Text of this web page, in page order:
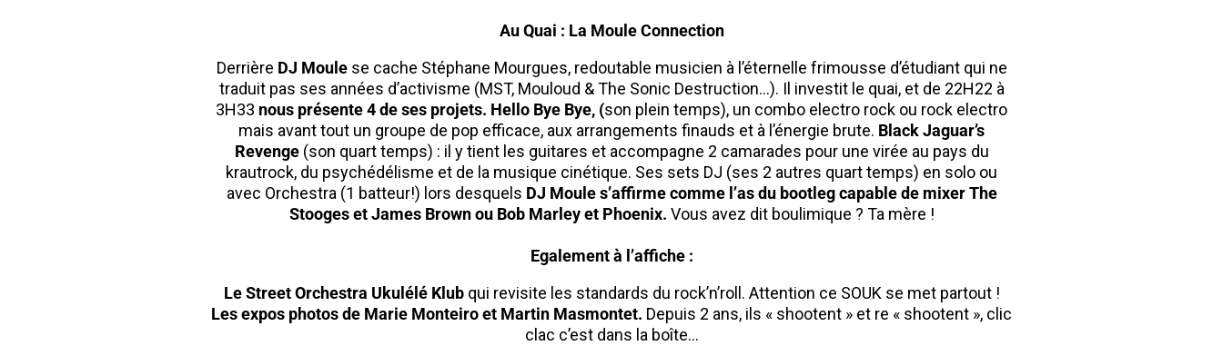
Au Quai : La Moule Connection
Derrière DJ Moulese cache Stéphane Mourgues, redoutable musicien à l’éternelle frimousse d’étudiant qui ne
traduit pas ses années d’activisme (MST, Mouloud & The Sonic Destruction…). Il investit le quai, et de 22H22 à
3H33 nous présente 4 de ses projets. Hello Bye Bye, (son plein temps), un combo electro rock ou rock electro
mais avant tout un groupe de pop efficace, aux arrangements finauds et à l’énergie brute. Black Jaguar’s
Revenge(son quart temps) : il y tient les guitares et accompagne 2 camarades pour une virée au pays du
krautrock, du psychédélisme et de la musique cinétique. Ses sets DJ (ses 2 autres quart temps) en solo ou
avec Orchestra (1 batteur!) lors desquels DJ Moule s’affirme comme l’as du bootleg capable de mixer The
Stooges et James Brown ou Bob Marley et Phoenix. Vous avez dit boulimique ? Ta mère !
Egalement à l’affiche :
Le Street Orchestra Ukulélé Klubqui revisite les standards du rock’n’roll. Attention ce SOUK se met partout !
Les expos photos de Marie Monteiro et Martin Masmontet. Depuis 2 ans, ils « shootent » et re « shootent », clic
clac c’est dans la boîte…